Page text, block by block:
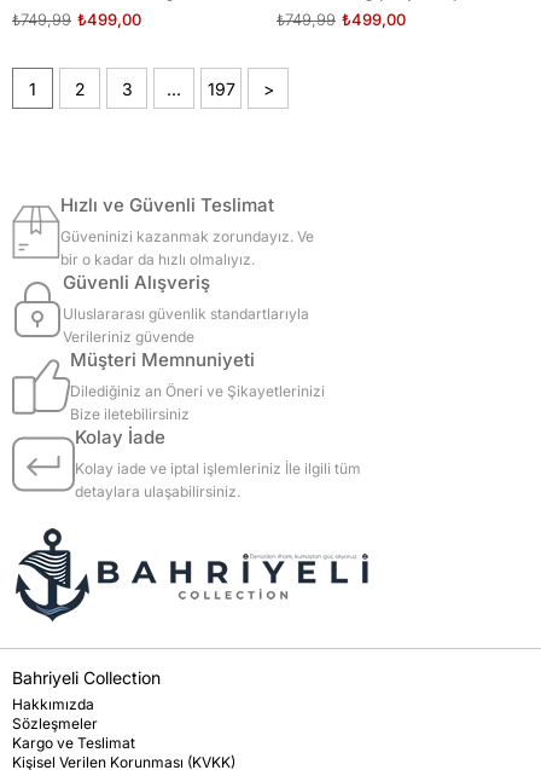
₺499,00
₺749,99 ₺499,00
₺749,99
1 2 3 ... 197 >
Hızlı ve Güvenli Teslimat
Güveninizi kazanmak zorundayız. Ve
bir o kadar da hızlı olmalıyız.
Güvenli Alışveriş
Uluslararası güvenlik standartlarıyla
Verileriniz güvende
Müşteri Memnuniyeti
Dilediğiniz an Öneri ve Şikayetlerinizi
Bize iletebilirsiniz
Kolay İade
Kolay iade ve iptal işlemleriniz İle ilgili tüm
detaylara ulaşabilirsiniz.
Bahriyeli Collection
Hakkımızda
Sözleşmeler
Kargo ve Teslimat
Kişisel Verilen Korunması (KVKK)